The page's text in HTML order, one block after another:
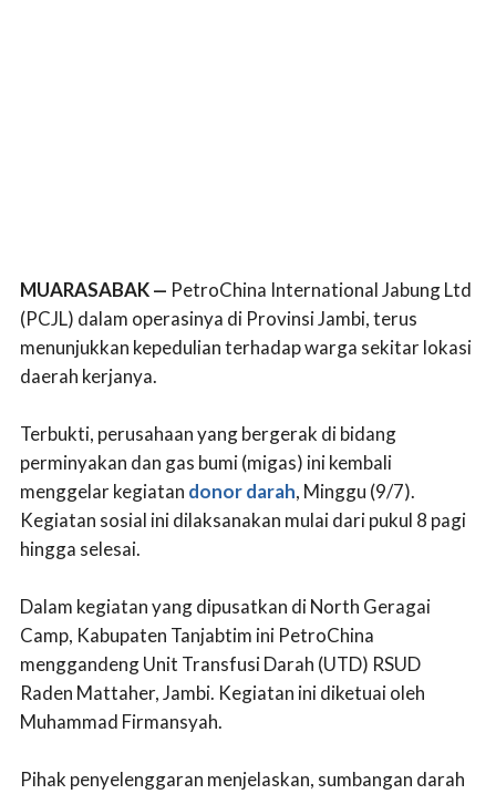
MUARASABAK — PetroChina International Jabung Ltd
(PCJL) dalam operasinya di Provinsi Jambi, terus
menunjukkan kepedulian terhadap warga sekitar lokasi
daerah kerjanya.
Terbukti, perusahaan yang bergerak di bidang
perminyakan dan gas bumi (migas) ini kembali
menggelar kegiatan donor darah, Minggu (9/7).
Kegiatan sosial ini dilaksanakan mulai dari pukul 8 pagi
hingga selesai.
Dalam kegiatan yang dipusatkan di North Geragai
Camp, Kabupaten Tanjabtim ini PetroChina
menggandeng Unit Transfusi Darah (UTD) RSUD
Raden Mattaher, Jambi. Kegiatan ini diketuai oleh
Muhammad Firmansyah.
Pihak penyelenggaran menjelaskan, sumbangan darah